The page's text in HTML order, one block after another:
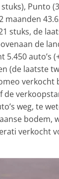
Punto
maanden
stuks, de
de
auto’s
(de laatste
verkocht
weg, te
verkocht